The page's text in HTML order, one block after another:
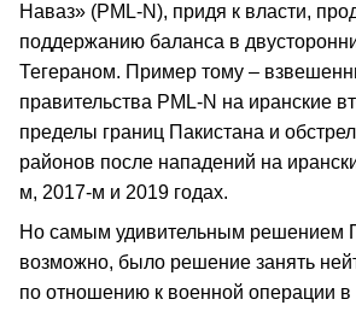
Наваз» (PML-N), придя к власти,
поддержанию баланса в
Тегераном. Пример тому –
правительства PML-N на иранские
пределы границ Пакистана и
районов после нападений на
м, 2017-м и 2019 годах.
Но самым удивительным решением
возможно, было решение занять
по отношению к военной операции